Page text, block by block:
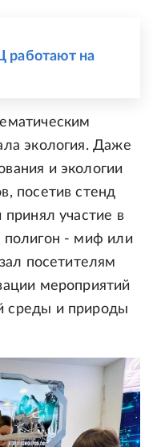
работают на
экология. Даже
и экологии
посетив стенд
участие в
полигон - миф или
посетителям
мероприятий
среды и природы